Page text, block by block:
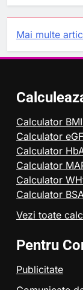
Mai multe
Calculator
Calculator
Calculator
Calculator
Calculator
Calculator
Vezi toate
Pentru
Publicitate